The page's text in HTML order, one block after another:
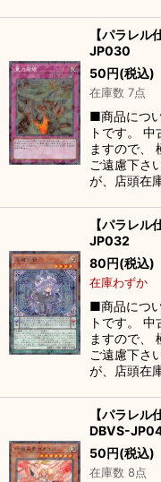
【パラレ
JP030
50円(税込)
在庫数 7点
■商品につ
トです。
ますので、
ご遠慮下さ
が、店頭在
【パラレ
JP032
80円(税込)
在庫わずか
■商品につ
トです。
ますので、
ご遠慮下さ
が、店頭在
【パラレ
DBVS-
50円(税込)
在庫数 8点